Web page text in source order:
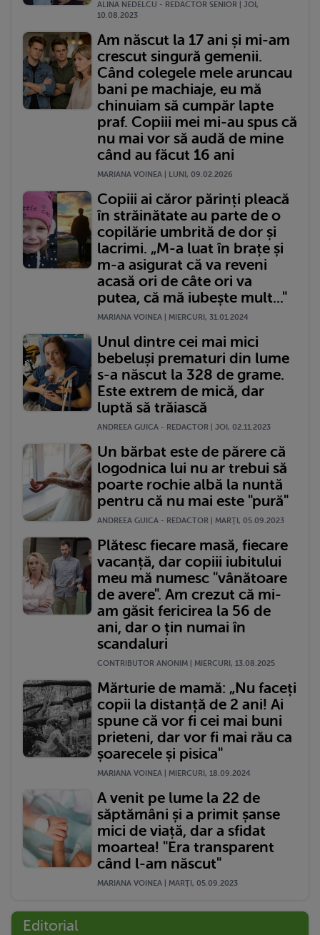
ALINA NEDELCU - REDACTOR SENIOR | JOI,
10.08.2023
Am născut la 17 ani și mi-am
crescut singură gemenii.
Când colegele mele aruncau
bani pe machiaje, eu mă
chinuiam să cumpăr lapte
praf. Copiii mei mi-au spus că
nu mai vor să audă de mine
când au făcut 16 ani
MARIANA VOINEA | LUNI, 09.02.2026
Copiii ai căror părinți pleacă
în străinătate au parte de o
copilărie umbrită de dor și
lacrimi. „M-a luat în brațe și
m-a asigurat că va reveni
acasă ori de câte ori va
putea, că mă iubește mult..."
MARIANA VOINEA | MIERCURI, 31.01.2024
Unul dintre cei mai mici
bebeluși prematuri din lume
s-a născut la 328 de grame.
Este extrem de mică, dar
luptă să trăiască
ANDREEA GUICA - REDACTOR | JOI, 02.11.2023
Un bărbat este de părere că
logodnica lui nu ar trebui să
poarte rochie albă la nuntă
pentru că nu mai este "pură"
ANDREEA GUICA - REDACTOR | MARŢI, 05.09.2023
Plătesc fiecare masă, fiecare
vacanță, dar copiii iubitului
meu mă numesc "vânătoare
de avere". Am crezut că mi-
am găsit fericirea la 56 de
ani, dar o țin numai în
scandaluri
CONTRIBUTOR ANONIM | MIERCURI, 13.08.2025
Mărturie de mamă: „Nu faceți
copii la distanță de 2 ani! Ai
spune că vor fi cei mai buni
prieteni, dar vor fi mai rău ca
șoarecele și pisica"
MARIANA VOINEA | MIERCURI, 18.09.2024
A venit pe lume la 22 de
săptămâni și a primit șanse
mici de viață, dar a sfidat
moartea! "Era transparent
când l-am născut"
MARIANA VOINEA | MARŢI, 05.09.2023
Editorial